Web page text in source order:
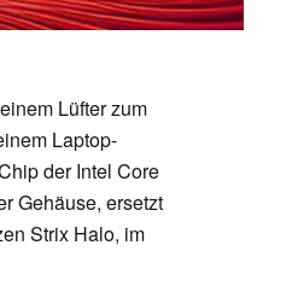
Lüfter zum
Laptop-
der Intel Core
Gehäuse, ersetzt
Strix Halo, im